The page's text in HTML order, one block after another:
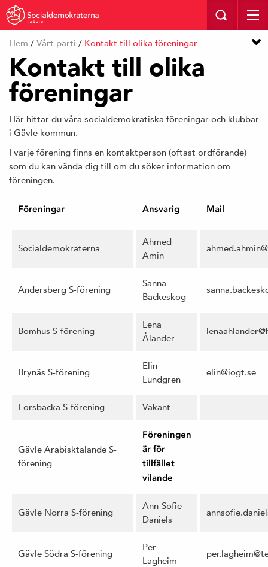
I GÄVLE
Hem / Vårt parti / Kontakt till olika föreningar
Kontakt till olika
föreningar
Här hittar du våra socialdemokratiska föreningar och klubbar
i Gävle kommun.
I varje förening finns en kontaktperson (oftast ordförande)
som du kan vända dig till om du söker information om
föreningen.
Föreningar Ansvarig Mail
Socialdemokraterna
Ahmed
Amin
Andersberg S-förening
Sanna
Backeskog
Bomhus S-förening
Lena
Ålander
Brynäs S-förening
Elin
Lundgren
elin@iogt.se
Forsbacka S-förening Vakant
Gävle Arabisktalande S-
förening
Föreningen
är för
tillfället
vilande
Gävle Norra S-förening
Ann-Sofie
Daniels
Gävle Södra S-förening
Per
Lagheim